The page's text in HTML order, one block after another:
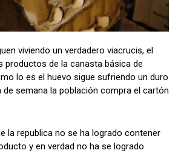
viviendo un verdadero viacrucis, el
productos de la canasta básica de
lo es el huevo sigue sufriendo un duro
semana la población compra el cartón
la republica no se ha logrado contener
y en verdad no ha se logrado